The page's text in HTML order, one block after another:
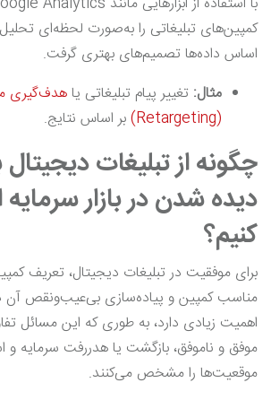
کمپین‌های تبلیغاتی را به‌صورت لحظه‌ای
اساس داده‌ها تصمیم‌های بهتری گرفت.
مثال: تغییر پیام تبلیغاتی یاهدف‌گیری
(Retargeting)
بر اساس نتایج.
چگونه از تبلیغات دیجیتال
دیده شدن در بازار سرمایه
کنیم؟
برای موفقیت در تبلیغات دیجیتال، تعریف
مناسب کمپین و پیاده‌سازی بی‌عیب‌ونقص آن
اهمیت زیادی دارد، به طوری که این مسائل
موفق و ناموفق، بازگشت یا هدررفت سرمایه و
موقعیت‌ها را مشخص می‌کنند.